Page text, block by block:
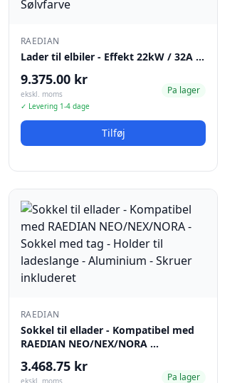
RAEDIAN
Lader til elbiler - Effekt 22kW / 32A …
9.375.00 kr
ekskl. moms
✓ Levering 1-4 dage
Pa lager
Tilføj
RAEDIAN
Sokkel til ellader - Kompatibel med
RAEDIAN NEO/NEX/NORA …
3.468.75 kr
ekskl. moms Pa lager